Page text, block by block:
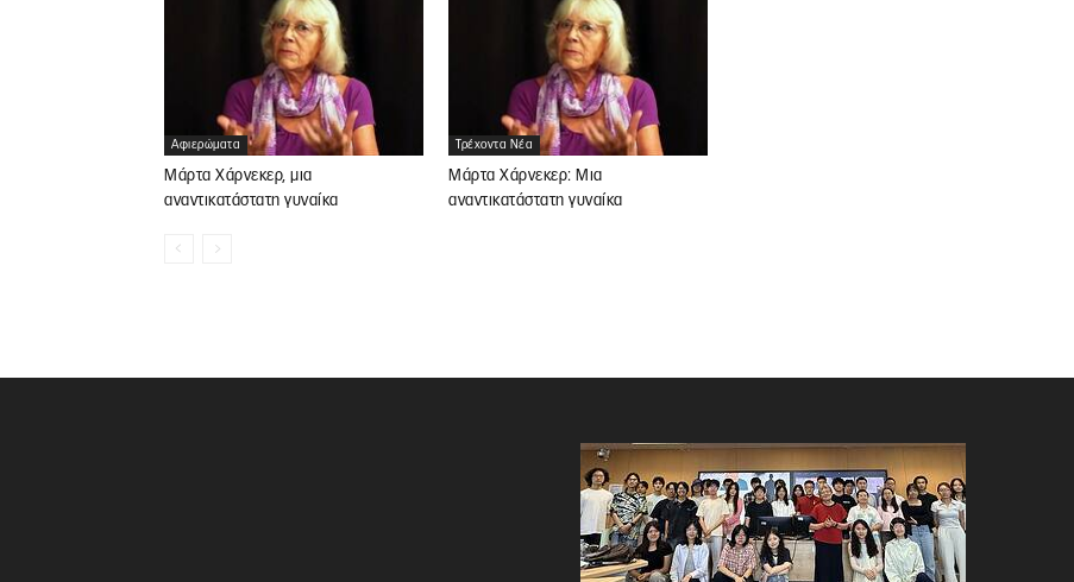
Αφιερώματα
Μάρτα Χάρνεκερ, μια
αναντικατάστατη γυναίκα
Τρέχοντα Νέα
Μάρτα Χάρνεκερ: Μια
αναντικατάστατη γυναίκα